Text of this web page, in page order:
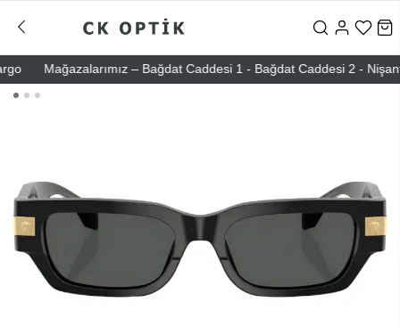
Mağazalarımız – Bağdat Caddesi 1 - Bağdat Caddesi 2 -